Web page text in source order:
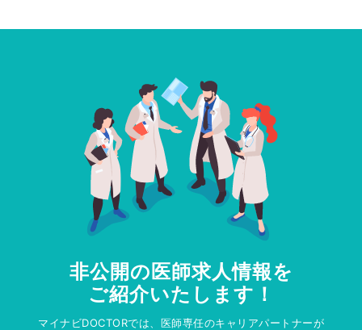
非公開の医師求人情報を
ご紹介いたします！
マイナビDOCTORでは、医師専任のキャリアパートナーが